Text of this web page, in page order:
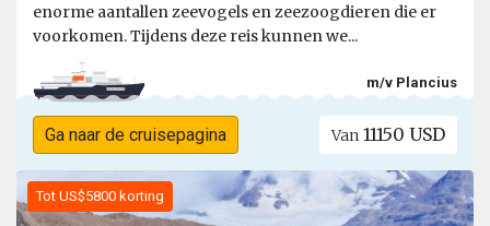
enorme aantallen zeevogels en zeezoogdieren die er
voorkomen. Tijdens deze reis kunnen we...
m/v Plancius
Ga naar de cruisepagina Van 11150 USD
Tot US$5800 korting